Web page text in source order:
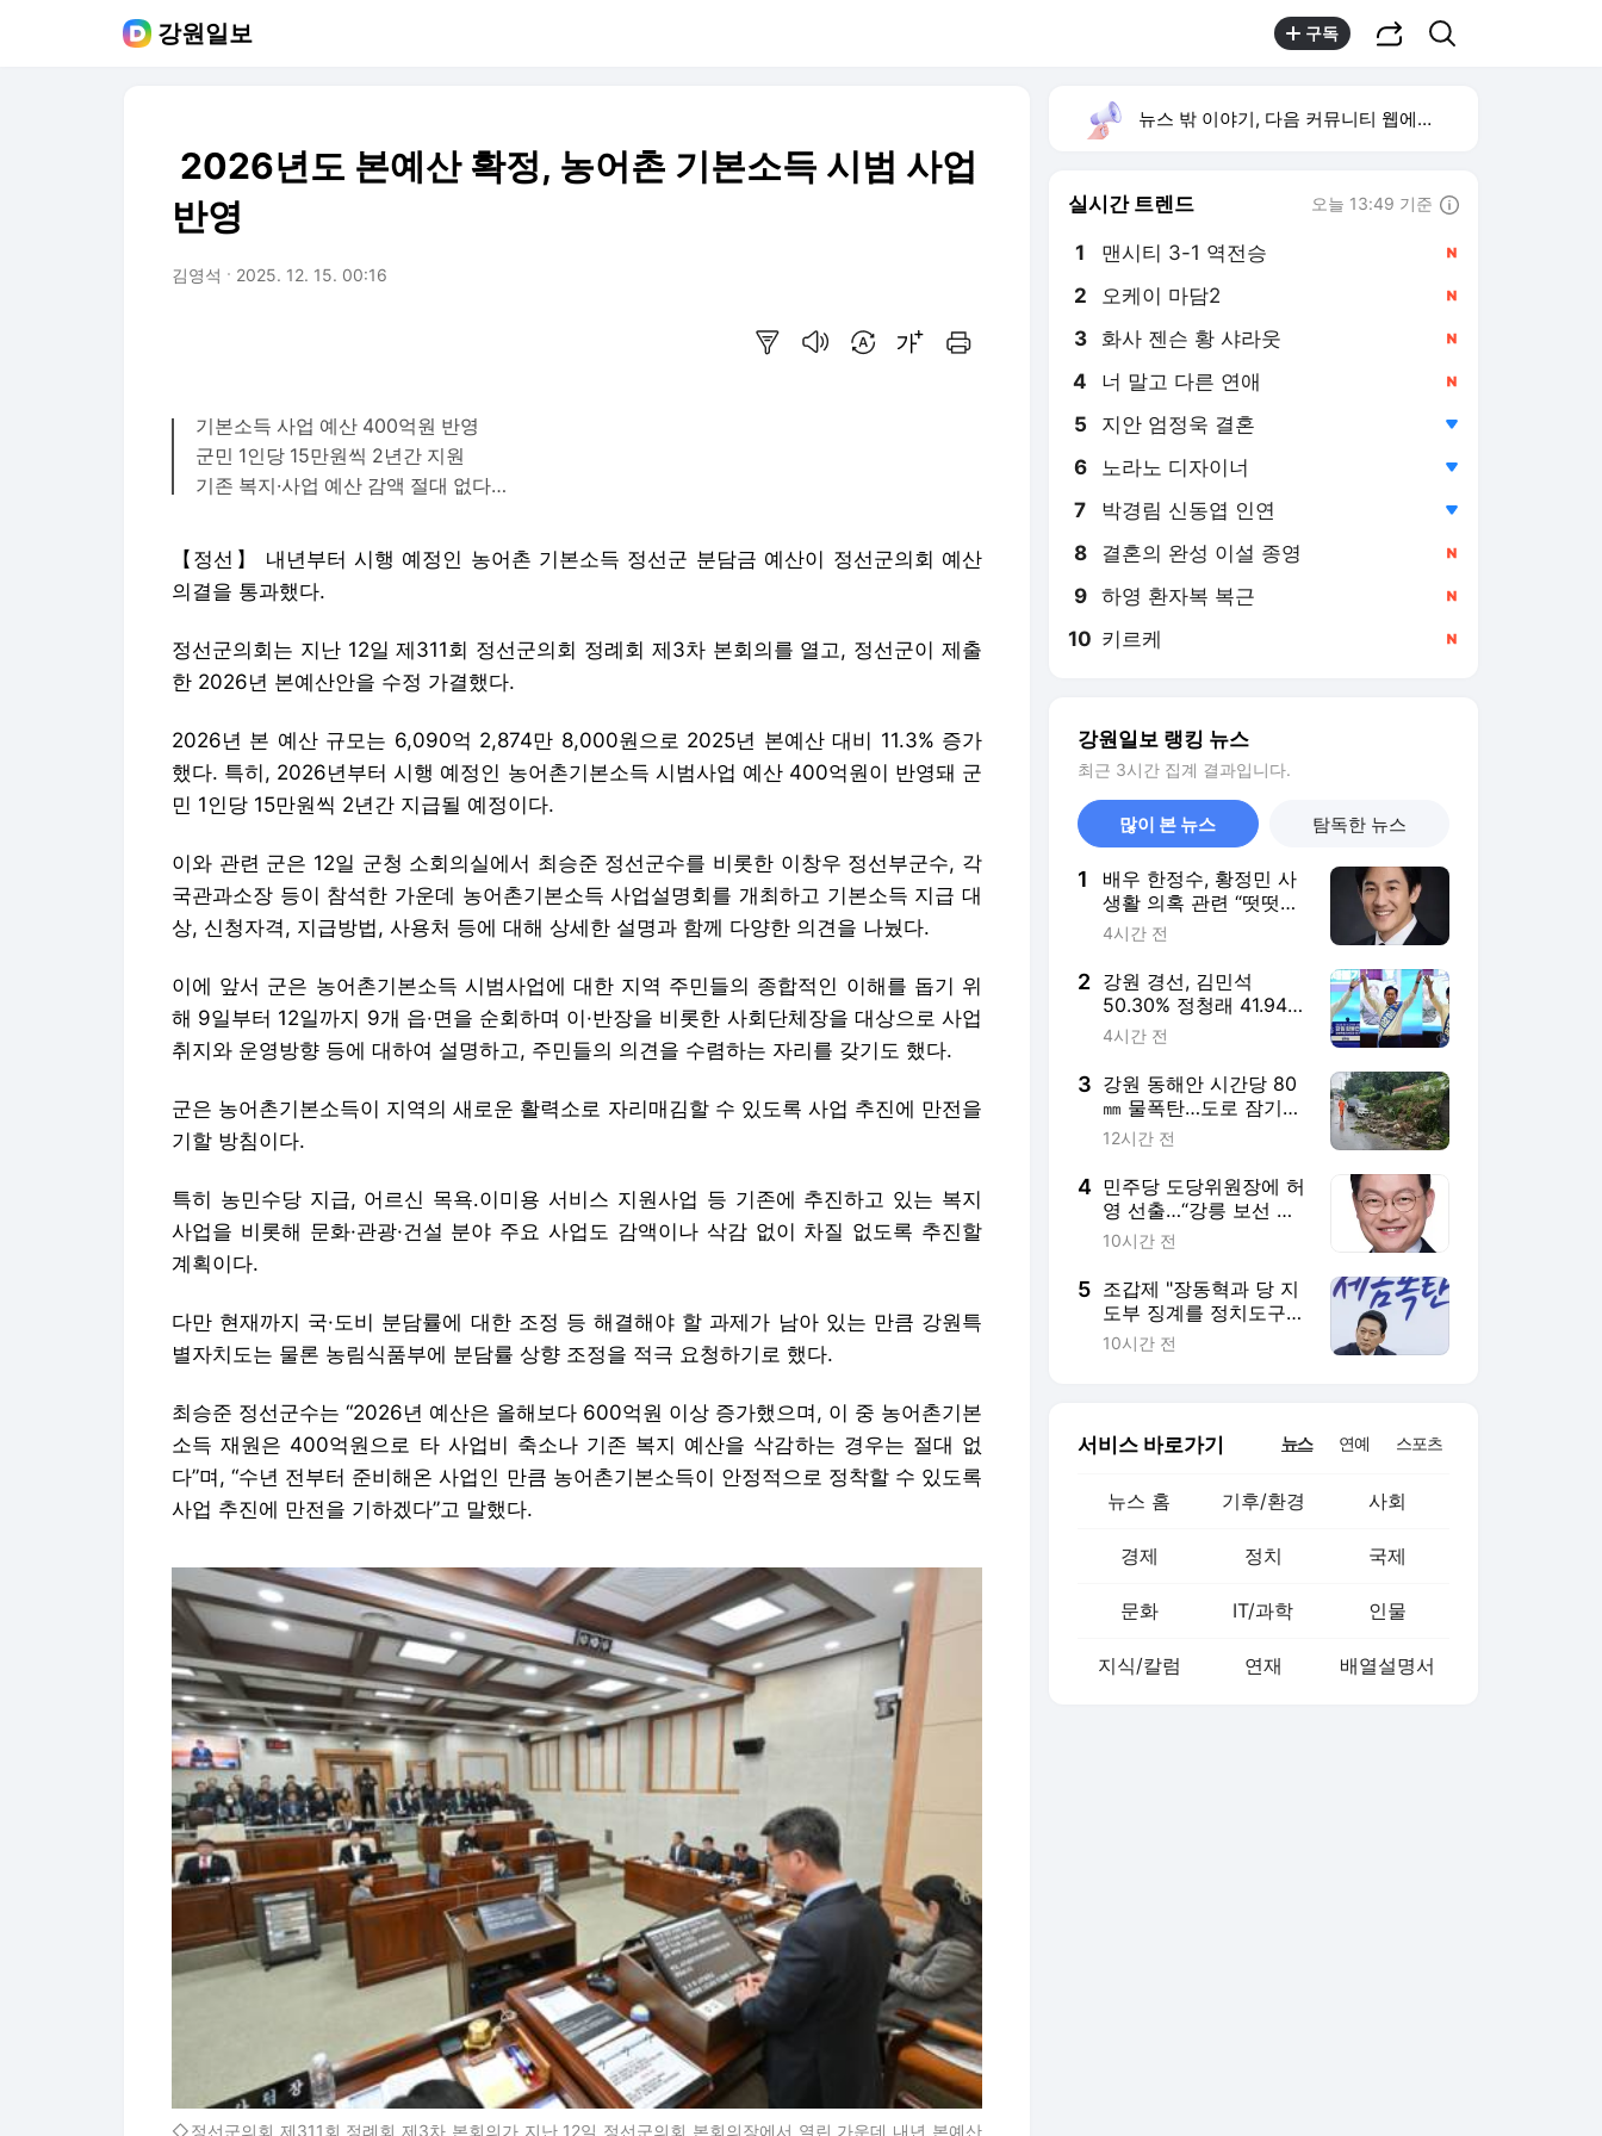
강원일보 구독
2026년도 본예산 확정, 농어촌 기본소득 시범 사업
반영
김영석 2025. 12. 15. 00:16
기본소득 사업 예산 400억원 반영
군민 1인당 15만원씩 2년간 지원
기존 복지·사업 예산 감액 절대 없다…
【정선】 내년부터 시행 예정인 농어촌 기본소득 정선군 분담금 예산이 정선군의회 예산
의결을 통과했다.
정선군의회는 지난 12일 제311회 정선군의회 정례회 제3차 본회의를 열고, 정선군이 제출
한 2026년 본예산안을 수정 가결했다.
2026년 본 예산 규모는 6,090억 2,874만 8,000원으로 2025년 본예산 대비 11.3% 증가
했다. 특히, 2026년부터 시행 예정인 농어촌기본소득 시범사업 예산 400억원이 반영돼 군
민 1인당 15만원씩 2년간 지급될 예정이다.
이와 관련 군은 12일 군청 소회의실에서 최승준 정선군수를 비롯한 이창우 정선부군수, 각
국관과소장 등이 참석한 가운데 농어촌기본소득 사업설명회를 개최하고 기본소득 지급 대
상, 신청자격, 지급방법, 사용처 등에 대해 상세한 설명과 함께 다양한 의견을 나눴다.
이에 앞서 군은 농어촌기본소득 시범사업에 대한 지역 주민들의 종합적인 이해를 돕기 위
해 9일부터 12일까지 9개 읍·면을 순회하며 이·반장을 비롯한 사회단체장을 대상으로 사업
취지와 운영방향 등에 대하여 설명하고, 주민들의 의견을 수렴하는 자리를 갖기도 했다.
군은 농어촌기본소득이 지역의 새로운 활력소로 자리매김할 수 있도록 사업 추진에 만전을
기할 방침이다.
특히 농민수당 지급, 어르신 목욕․이미용 서비스 지원사업 등 기존에 추진하고 있는 복지
사업을 비롯해 문화·관광·건설 분야 주요 사업도 감액이나 삭감 없이 차질 없도록 추진할
계획이다.
다만 현재까지 국·도비 분담률에 대한 조정 등 해결해야 할 과제가 남아 있는 만큼 강원특
별자치도는 물론 농림식품부에 분담률 상향 조정을 적극 요청하기로 했다.
최승준 정선군수는 “2026년 예산은 올해보다 600억원 이상 증가했으며, 이 중 농어촌기본
소득 재원은 400억원으로 타 사업비 축소나 기존 복지 예산을 삭감하는 경우는 절대 없
다”며, “수년 전부터 준비해온 사업인 만큼 농어촌기본소득이 안정적으로 정착할 수 있도록
사업 추진에 만전을 기하겠다”고 말했다.
◇정선군의회 제311회 정례회 제3차 본회의가 지난 12일 정선군의회 본회의장에서 열린 가운데 내년 본예산
뉴스 밖 이야기, 다음 커뮤니티 웹에서 보기
실시간 트렌드 오늘 13:49 기준
1 맨시티 3-1 역전승
2 오케이 마담2
3 화사 젠슨 황 샤라웃
4 너 말고 다른 연애
5 지안 엄정욱 결혼
6 노라노 디자이너
7 박경림 신동엽 인연
8 결혼의 완성 이설 종영
9 하영 환자복 복근
10 키르케
강원일보 랭킹 뉴스
최근 3시간 집계 결과입니다.
많이 본 뉴스 탐독한 뉴스
1
배우 한정수, 황정민 사
생활 의혹 관련 “떳떳하
면 폭로자도 신분 전부
구?”
4시간 전
2 강원 경선, 김민석
50.30% 정청래 41.94%
송영길 7.76%…TK합산,
4시간 전
3 강원 동해안 시간당 80
㎜ 물폭탄…도로 잠기고
피서객 7명 고립
12시간 전
4 민주당 도당위원장에 허
영 선출…“강릉 보선 이
기고 2028 총선으로 정
10시간 전
5 조갑제 "장동혁과 당 지
도부 징계를 정치도구
화…‘징계 정치’ 선거로
10시간 전
서비스 바로가기 뉴스 연예 스포츠
뉴스 홈 기후/환경 사회
경제 정치 국제
문화 IT/과학 인물
지식/칼럼 연재 배열설명서